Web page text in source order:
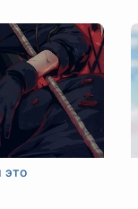
это